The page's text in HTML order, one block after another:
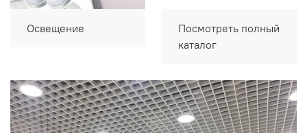
Освещение
Посмотреть полный
каталог